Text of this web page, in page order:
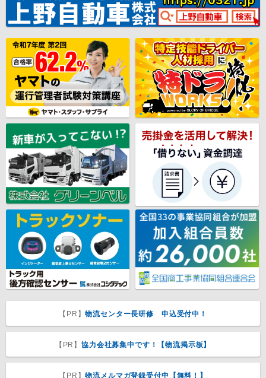
【PR】物流センター長研修 申込受付中！
【PR】協力会社募集中です！【物流掲示板】
【PR】物流メルマガ登録受付中【無料！】